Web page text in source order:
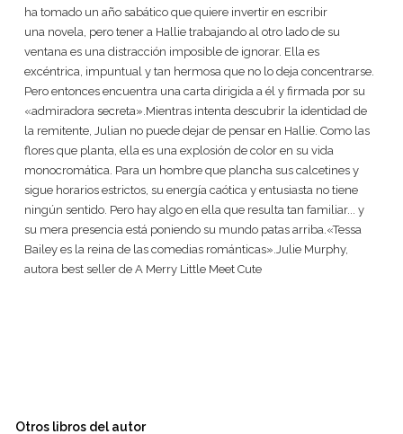
ha tomado un año sabático que quiere invertir en escribir
una novela, pero tener a Hallie trabajando al otro lado de su
ventana es una distracción imposible de ignorar. Ella es
excéntrica, impuntual y tan hermosa que no lo deja concentrarse.
Pero entonces encuentra una carta dirigida a él y firmada por su
«admiradora secreta».Mientras intenta descubrir la identidad de
la remitente, Julian no puede dejar de pensar en Hallie. Como las
flores que planta, ella es una explosión de color en su vida
monocromática. Para un hombre que plancha sus calcetines y
sigue horarios estrictos, su energía caótica y entusiasta no tiene
ningún sentido. Pero hay algo en ella que resulta tan familiar... y
su mera presencia está poniendo su mundo patas arriba.«Tessa
Bailey es la reina de las comedias románticas».Julie Murphy,
autora best seller de A Merry Little Meet Cute
Otros libros del autor